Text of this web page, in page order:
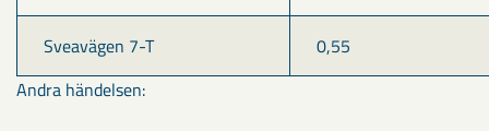
Sveavägen 7-T
0,55
Andra händelsen: